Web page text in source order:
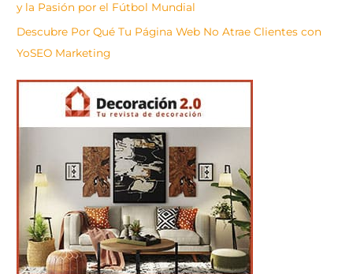
y la Pasión por el Fútbol Mundial
Descubre Por Qué Tu Página Web No Atrae Clientes con
YoSEO Marketing